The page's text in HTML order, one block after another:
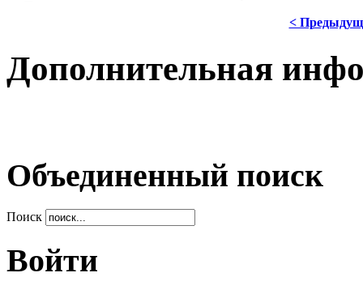
<
Дополнительная
Объединенный поиск
Поиск
Войти